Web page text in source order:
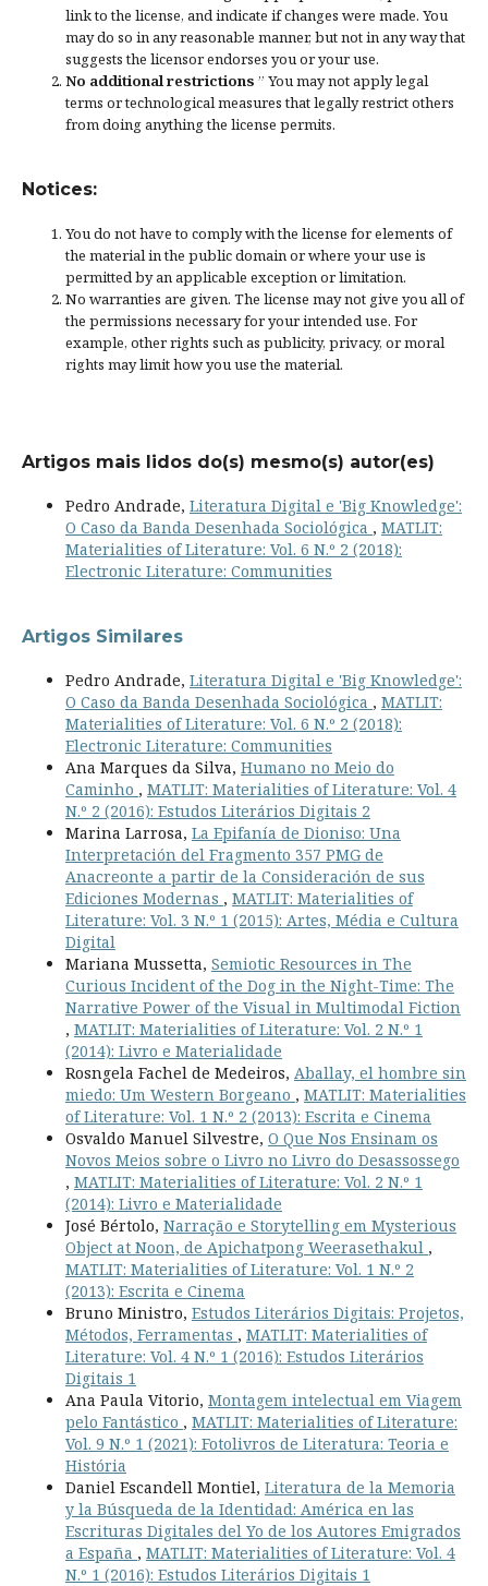
link to the license, and indicate if changes were made. You
may do so in any reasonable manner, but not in any way that
suggests the licensor endorses you or your use.
No additional restrictions ” You may not apply legal
terms ortechnological measuresthat legally restrict others
from doing anything the license permits.
Notices:
You do not have to comply with the license for elements of
the material in the public domain or where your use is
permitted by an applicable exception or limitation.
No warranties are given. The license may not give you all of
the permissions necessary for your intended use. For
example, other rights such as publicity, privacy, or moral
rights may limit how you use the material.
Artigos mais lidos do(s) mesmo(s) autor(es)
Pedro Andrade, Literatura Digital e 'Big Knowledge':
O Caso da Banda Desenhada Sociológica , MATLIT:
Materialities of Literature: Vol. 6 N.º 2 (2018):
Electronic Literature: Communities
Artigos Similares
Pedro Andrade, Literatura Digital e 'Big Knowledge':
O Caso da Banda Desenhada Sociológica , MATLIT:
Materialities of Literature: Vol. 6 N.º 2 (2018):
Electronic Literature: Communities
Ana Marques da Silva, Humano no Meio do
Caminho , MATLIT: Materialities of Literature: Vol. 4
N.º 2 (2016): Estudos Literários Digitais 2
Marina Larrosa, La Epifanía de Dioniso: Una
Interpretación del Fragmento 357 PMG de
Anacreonte a partir de la Consideración de sus
Ediciones Modernas , MATLIT: Materialities of
Literature: Vol. 3 N.º 1 (2015): Artes, Média e Cultura
Digital
Mariana Mussetta, Semiotic Resources in The
Curious Incident of the Dog in the Night-Time: The
Narrative Power of the Visual in Multimodal Fiction
, MATLIT: Materialities of Literature: Vol. 2 N.º 1
(2014): Livro e Materialidade
Rosngela Fachel de Medeiros, Aballay, el hombre sin
miedo: Um Western Borgeano , MATLIT: Materialities
of Literature: Vol. 1 N.º 2 (2013): Escrita e Cinema
Osvaldo Manuel Silvestre, O Que Nos Ensinam os
Novos Meios sobre o Livro no Livro do Desassossego
, MATLIT: Materialities of Literature: Vol. 2 N.º 1
(2014): Livro e Materialidade
José Bértolo, Narração e Storytelling em Mysterious
Object at Noon, de Apichatpong Weerasethakul ,
MATLIT: Materialities of Literature: Vol. 1 N.º 2
(2013): Escrita e Cinema
Bruno Ministro, Estudos Literários Digitais: Projetos,
Métodos, Ferramentas , MATLIT: Materialities of
Literature: Vol. 4 N.º 1 (2016): Estudos Literários
Digitais 1
Ana Paula Vitorio, Montagem intelectual em Viagem
pelo Fantástico , MATLIT: Materialities of Literature:
Vol. 9 N.º 1 (2021): Fotolivros de Literatura: Teoria e
História
Daniel Escandell Montiel, Literatura de la Memoria
y la Búsqueda de la Identidad: América en las
Escrituras Digitales del Yo de los Autores Emigrados
a España , MATLIT: Materialities of Literature: Vol. 4
N.º 1 (2016): Estudos Literários Digitais 1